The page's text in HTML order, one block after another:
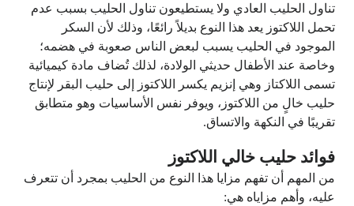
تناول الحليب العادي ولا يستطيعون تناول الحليب بسبب عدم
تحمل اللاكتوز يعد هذا النوع بديلاً رائعًا، وذلك لأن السكر
الموجود في الحليب يسبب لبعض الناس صعوبة في هضمه؛
وخاصة عند الأطفال حديثي الولادة، لذلك تُضاف مادة كيميائية
تسمى اللاكتاز وهي إنزيم يكسر اللاكتوز إلى حليب البقر لإنتاج
حليب خالٍ من اللاكتوز، ويوفر نفس الأساسيات وهو متطابق
تقريبًا في النكهة والاتساق.
فوائد حليب خالي اللاكتوز
من المهم أن تفهم مزايا هذا النوع من الحليب بمجرد أن تتعرف
عليه، وأهم مزاياه هي: